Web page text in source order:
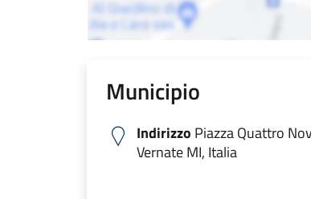
Municipio
Indirizzo Piazza Quattro
Vernate MI, Italia